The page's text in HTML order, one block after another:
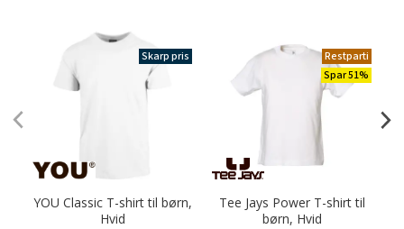
Skarp pris
YOU Classic T-shirt til børn,
Hvid
Restparti
Spar 51%
Tee Jays Power T-shirt til
børn, Hvid